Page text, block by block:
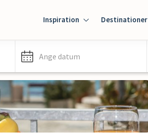
Inspiration Destinationer
Ange datum